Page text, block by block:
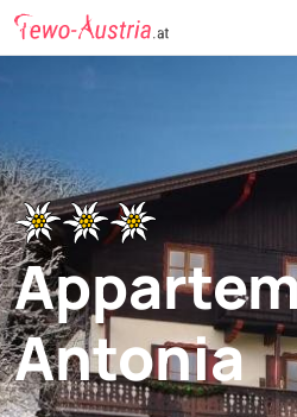
Antonia